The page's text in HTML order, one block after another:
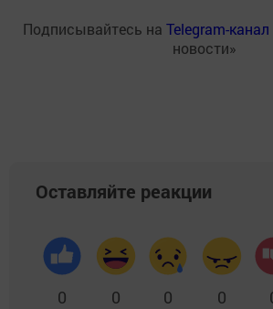
Подписывайтесь на Telegram-канал
новости»
Оставляйте реакции
0 0 0 0